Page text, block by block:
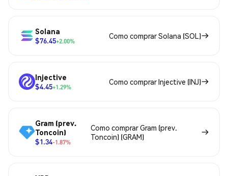
Solana
$76.45+2.00%
Como comprar Solana (SOL)
Injective
$4.45+1.29%
Como comprar Injective (INJ)
Gram (prev.
Toncoin)
$1.34-1.87%
Como comprar Gram (prev.
Toncoin) (GRAM)